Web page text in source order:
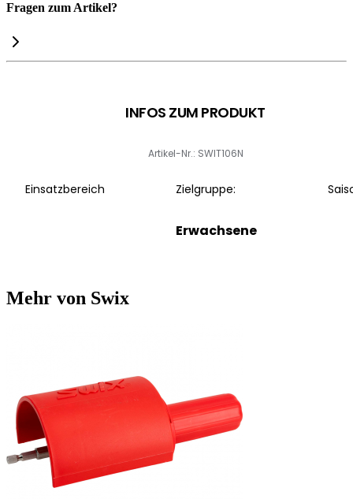
Fragen zum Artikel?
INFOS ZUM PRODUKT
Artikel-Nr.: SWIT106N
Einsatzbereich Zielgruppe:
Erwachsene
Mehr von Swix